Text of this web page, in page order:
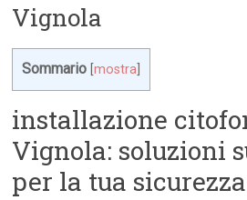
Vignola
Sommario [mostra
installazione
Vignola: soluzioni
per la tua